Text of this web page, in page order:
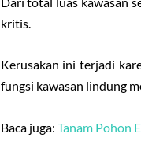
kritis.
Kerusakan ini terjadi
fungsi kawasan lindung
Baca juga: Tanam Pohon